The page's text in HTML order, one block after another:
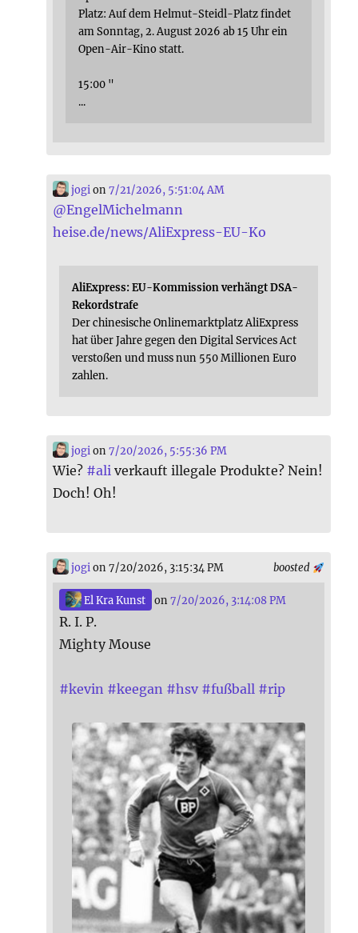
Platz: Auf dem Helmut-Steidl-Platz findet
am Sonntag, 2. August 2026 ab 15 Uhr ein
Open-Air-Kino statt.
15:00 "
...
jogion7/21/2026, 5:51:04 AM
@EngelMichelmann
heise.de/news/AliExpress-EU-Ko
AliExpress: EU-Kommission verhängt DSA-
Rekordstrafe
Der chinesische Onlinemarktplatz AliExpress
hat über Jahre gegen den Digital Services Act
verstoßen und muss nun 550 Millionen Euro
zahlen.
jogion7/20/2026, 5:55:36 PM
Wie? #ali verkauft illegale Produkte? Nein!
Doch! Oh!
boosted
jogion 7/20/2026, 3:15:34 PM
El Kra Kunst on7/20/2026, 3:14:08 PM
R. I. P.
Mighty Mouse
#kevin #keegan #hsv #fußball #rip